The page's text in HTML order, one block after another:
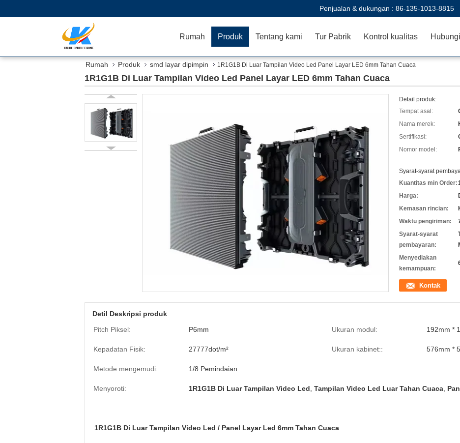
Penjualan & dukungan : 86-135-1013-8815
Rumah Produk Tentang kami Tur Pabrik Kontrol kualitas
Rumah Produk smd layar dipimpin 1R1G1B Di Luar Tampilan Video Led Panel Layar LED 6mm Tahan Cuaca
1R1G1B Di Luar Tampilan Video Led Panel Layar LED 6mm Tahan Cuaca
Detail produk:
Tempat asal:
Nama merek:
Sertifikasi:
Nomor model:
Syarat-syarat
Kuantitas min Order:
Harga:
Kemasan rincian:
Waktu pengiriman:
Syarat-syarat
pembayaran:
Menyediakan
kemampuan:
Kontak
Detil Deskripsi produk
Pitch Piksel:
P6mm Ukuran modul: 192mm *
Kepadatan Fisik: 27777dot/m² Ukuran kabinet:: 576mm *
Metode mengemudi: 1/8 Pemindaian
Menyoroti: 1R1G1B Di Luar Tampilan Video Led Tampilan Video Led Luar Tahan Cuaca
1R1G1B Di Luar Tampilan Video Led / Panel Layar Led 6mm Tahan Cuaca